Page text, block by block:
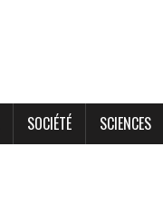
SOCIÉTÉ SCIENCES